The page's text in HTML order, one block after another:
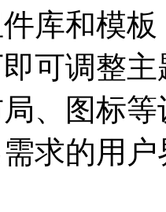
库和模
可调整
、图标
求的用